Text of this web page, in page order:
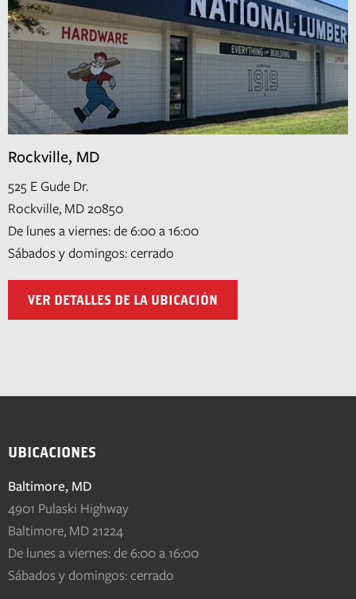
Rockville, MD
525 E Gude Dr.
Rockville, MD 20850
De lunes a viernes: de 6:00 a 16:00
Sábados y domingos: cerrado
VER DETALLES DE LA UBICACIÓN
UBICACIONES
Baltimore, MD
4901 Pulaski Highway
Baltimore, MD 21224
De lunes a viernes: de 6:00 a 16:00
Sábados y domingos: cerrado